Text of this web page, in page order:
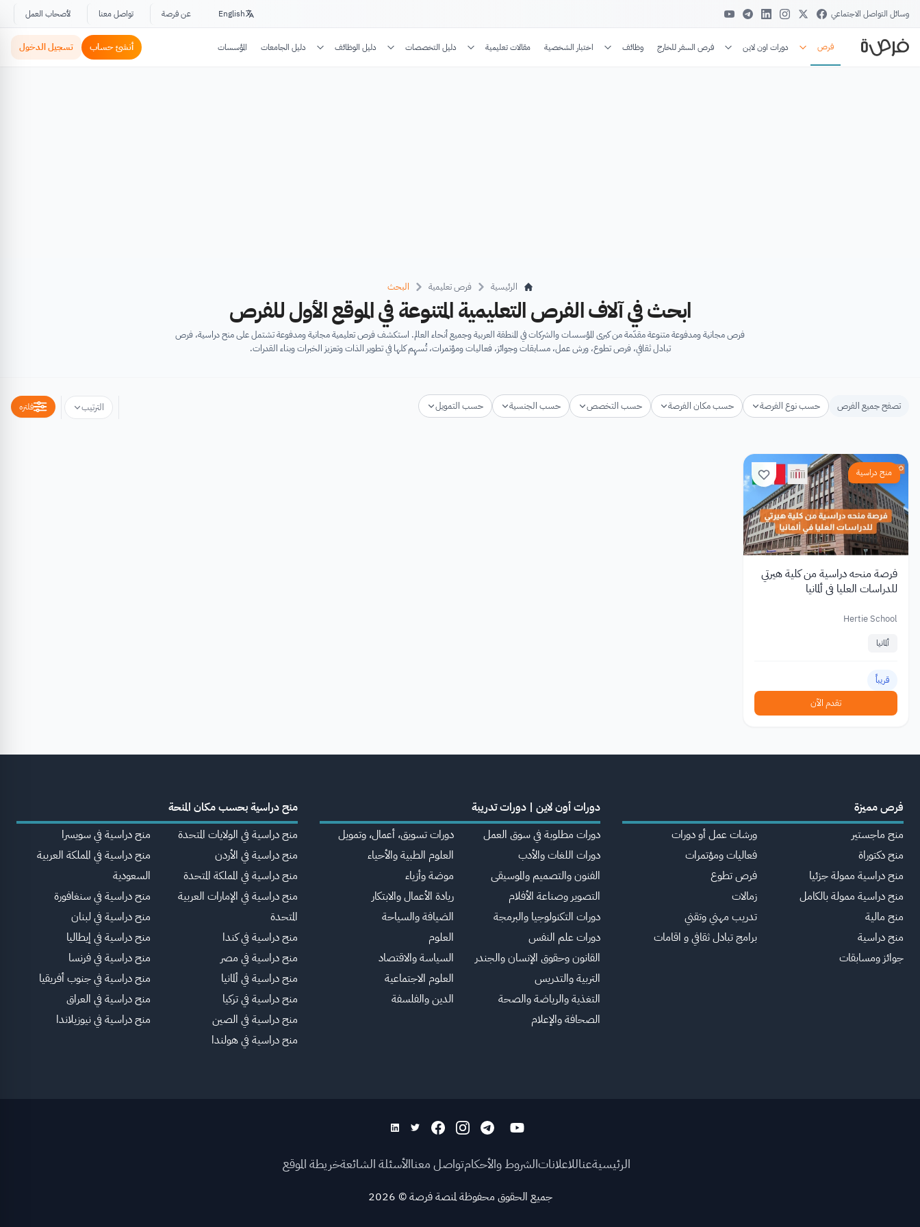
وسائل التواصل الاجتماعي English عن فرصة تواصل معنا لأصحاب العمل
فرص دورات اون لاين فرص السفر للخارج وظائف اختبار الشخصية مقالات تعليمية دليل التخصصات دليل الوظائف دليل الجامعات المؤسسات أنشئ حساب تسجيل الدخول
الرئيسية فرص تعليمية البحث
ابحث في آلاف الفرص التعليمية المتنوعة في الموقع الأول للفرص
فرص مجانية ومدفوعة متنوعة مقدّمة من كبرى المؤسسات والشركات في المنطقة العربية وجميع أنحاء العالم. استكشف فرص تعليمية مجانية ومدفوعة تشتمل على منح دراسية، فرص
تبادل ثقافي، فرص تطوع، ورش عمل، مسابقات وجوائز، فعاليات ومؤتمرات، تُسهِم كلها في تطوير الذات وتعزيز الخبرات وبناء القدرات.
تصفح جميع الفرص حسب نوع الفرصة حسب مكان الفرصة حسب التخصص حسب الجنسية حسب التمويل الترتيب فلتره
منح دراسية
فرصة منحه دراسية من كلية هيرتي
للدراسات العليا في ألمانيا
Hertie School
ألمانيا
قريباً
تقدم الآن
فرص مميزة
منح ماجستير
منح دكتوراة
منح دراسية ممولة جزئيا
منح دراسية ممولة بالكامل
منح مالية
منح دراسية
جوائز ومسابقات
ورشات عمل أو دورات
فعاليات ومؤتمرات
فرص تطوع
زمالات
تدريب مهني وتقني
برامج تبادل ثقافي و اقامات
دورات أون لاين | دورات تدريبة
دورات مطلوبة في سوق العمل
دورات اللغات والأدب
الفنون والتصميم والموسيقى
التصوير وصناعة الأفلام
دورات التكنولوجيا والبرمجة
دورات علم النفس
القانون وحقوق الإنسان والجندر
التربية والتدريس
التغذية والرياضة والصحة
الصحافة والإعلام
دورات تسويق، أعمال، وتمويل
العلوم الطبية والأحياء
موضة وأزياء
ريادة الأعمال والابتكار
الضيافة والسياحة
العلوم
السياسة والاقتصاد
العلوم الاجتماعية
الدين والفلسفة
منح دراسية بحسب مكان المنحة
منح دراسية في الولايات المتحدة
منح دراسية في الأردن
منح دراسية في المملكة المتحدة
منح دراسية في الإمارات العربية
المتحدة
منح دراسية في كندا
منح دراسية في مصر
منح دراسية في ألمانيا
منح دراسية في تركيا
منح دراسية في الصين
منح دراسية في هولندا
منح دراسية في سويسرا
منح دراسية في المملكة العربية
السعودية
منح دراسية في سنغافورة
منح دراسية في لبنان
منح دراسية في إيطاليا
منح دراسية في فرنسا
منح دراسية في جنوب أفريقيا
منح دراسية في العراق
منح دراسية في نيوزيلاندا
الرئيسيةعناللاعلاناتالشروط والأحكامتواصل معناالأسئلة الشائعةخريطة الموقع
جميع الحقوق محفوظة لمنصة فرصة©
2026